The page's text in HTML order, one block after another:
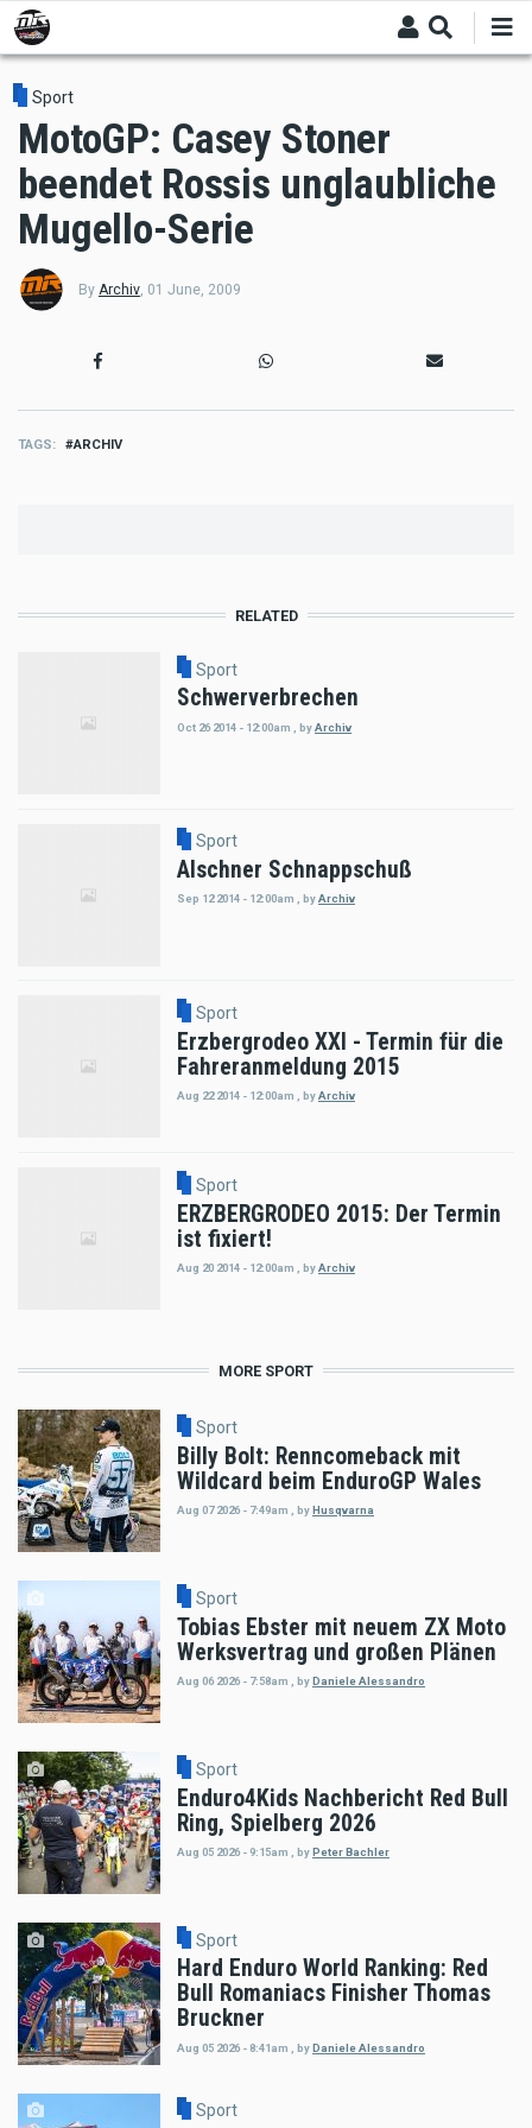
Skip
to
main
content
Sport
MotoGP: Casey Stoner
beendet Rossis unglaubliche
Mugello-Serie
By Archiv, 01 June, 2009
TAGS ARCHIV
RELATED
Sport
Schwerverbrechen
Oct 26 2014 - 12:00am byArchiv
Sport
Alschner Schnappschuß
Sep 12 2014 - 12:00am , byArchiv
Sport
Erzbergrodeo XXI - Termin für die
Fahreranmeldung 2015
Aug 22 2014 - 12:00am byArchiv
Sport
ERZBERGRODEO 2015: Der Termin
ist fixiert!
Aug 20 2014 - 12:00am byArchiv
MORE SPORT
Sport
Billy Bolt: Renncomeback mit
Wildcard beim EnduroGP Wales
Aug 07 2026 - 7:49am , byHusqvarna
Sport
Tobias Ebster mit neuem ZX Moto
Werksvertrag und großen Plänen
Aug 06 2026 - 7:58am byDaniele Alessandro
Sport
Enduro4Kids Nachbericht Red Bull
Ring, Spielberg 2026
Aug 05 2026 - 9:15am byPeter Bachler
Sport
Hard Enduro World Ranking: Red
Bull Romaniacs Finisher Thomas
Bruckner
Aug 05 2026 - 8:41am byDaniele Alessandro
Sport